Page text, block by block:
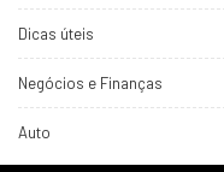
Dicas úteis
Negócios e Finanças
Auto